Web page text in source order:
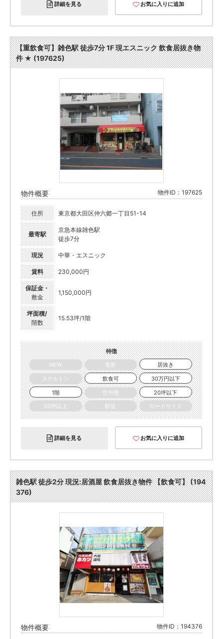
詳細を見る お気に入りに追加
【重飲食可】雑色駅 徒歩7分 1F 現エスニック 飲食居抜き物
件 ★ (197625)
物件概要 物件ID：197625
住所 東京都大田区仲六郷一丁目51-14
最寄駅
京急本線雑色駅
徒歩7分
現況 中華・エスニック
賃料 230,000円
保証金・
敷金
1,150,000円
坪面積/
階数
15.53坪/1階
特徴
NEW
更新
居抜き
スケルトン
飲食可
30万円以下
1階
空中階
20坪以下
50坪以上
駅近 ロードサイド
詳細を見る お気に入りに追加
雑色駅 徒歩2分 現況:居酒屋 飲食居抜き物件 【飲食可】 (194
376)
物件概要 物件ID：194376